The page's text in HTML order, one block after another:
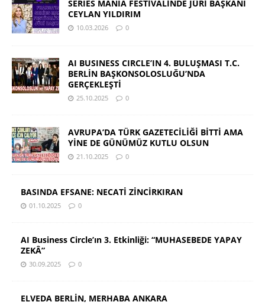
SERIES MANIA FESTİVALİNDE JÜRİ BAŞKANI
CEYLAN YILDIRIM
10.03.2026 0
AI BUSINESS CIRCLE’IN 4. BULUŞMASI T.C.
BERLİN BAŞKONSOLOSLUĞU’NDA
GERÇEKLEŞTİ
25.10.2025 0
AVRUPA’DA TÜRK GAZETECİLİĞİ BİTTİ AMA
YİNE DE GÜNÜMÜZ KUTLU OLSUN
21.10.2025 0
BASINDA EFSANE: NECATİ ZİNCİRKIRAN
01.10.2025 0
AI Business Circle’ın 3. Etkinliği: “MUHASEBEDE YAPAY
ZEKÂ”
30.09.2025 0
ELVEDA BERLİN, MERHABA ANKARA